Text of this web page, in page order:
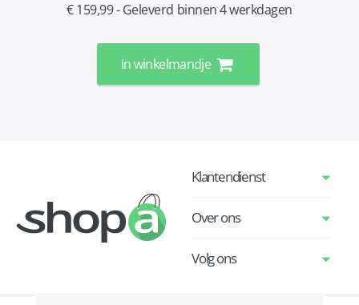
€ 159,99 - Geleverd binnen 4 werkdagen
In winkelmandje
Klantendienst
Over ons
Volg ons